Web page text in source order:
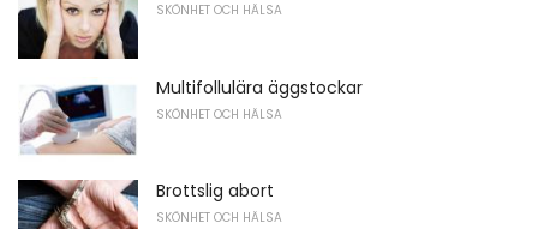
SKÖNHET OCH HÄLSA
Multifollulära äggstockar
SKÖNHET OCH HÄLSA
Brottslig abort
SKÖNHET OCH HÄLSA